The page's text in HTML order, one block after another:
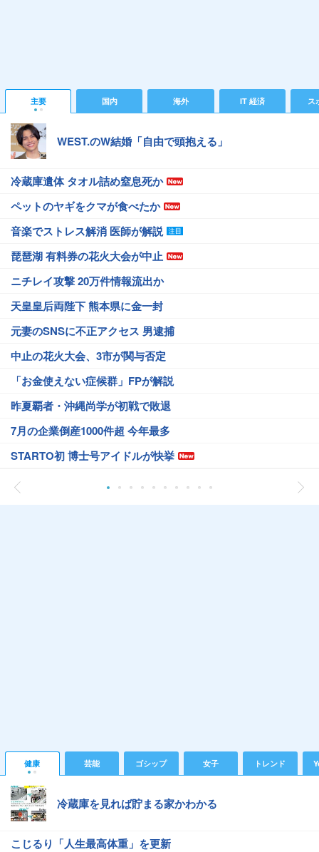
主要 国内 海外 IT 経済 ス
WEST.のW結婚「自由で頭抱える」
冷蔵庫遺体 タオル詰め窒息死か
ペットのヤギをクマが食べたか
音楽でストレス解消 医師が解説
琵琶湖 有料券の花火大会が中止
ニチレイ攻撃 20万件情報流出か
天皇皇后両陛下 熊本県に金一封
元妻のSNSに不正アクセス 男逮捕
中止の花火大会、3市が関与否定
「お金使えない症候群」FPが解説
昨夏覇者・沖縄尚学が初戦で敗退
7月の企業倒産1000件超 今年最多
STARTO初 博士号アイドルが快挙
健康 芸能 ゴシップ 女子 トレンド
冷蔵庫を見れば貯まる家かわかる
こじるり「人生最高体重」を更新